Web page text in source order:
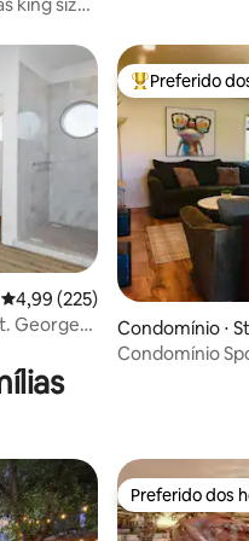
hóspedes
4,99 de uma avaliação média
4,99 (225)
George
Entre os
Preferido
Condomínio ⋅
Condomínio
Preferido dos
Preferido dos